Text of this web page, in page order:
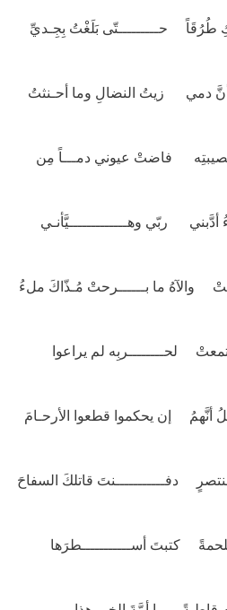
طُرُقَاً حـــــــــتّى بَلَغْتُ بِجِـديِّ
أنَّ دمي زيتُ النضالِ وما أحـنثتُ
مصيبتِه فاضتْ عيوني دمـــاً مِن
أدَّبني ربّي وهـــــــــــــيَّأنـي
والآهُ ما بــــــرحتْ مُـذّاكَ ملءُ
لحــــــــربِه لم يراعوا
أنَّهمُ إن يحكموا قطعوا الأرحـامَ
دفـــــــــــنتَ قاتلكَ السفاحَ
كتبتَ أســـــــــــطرَها